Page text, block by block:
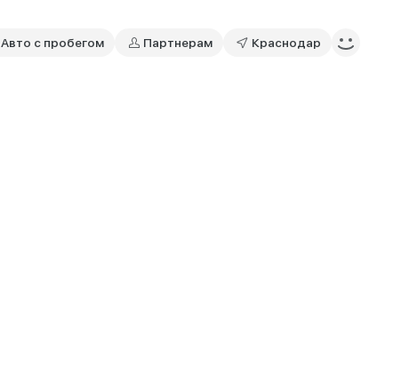
Авто с пробегом Партнерам Краснодар